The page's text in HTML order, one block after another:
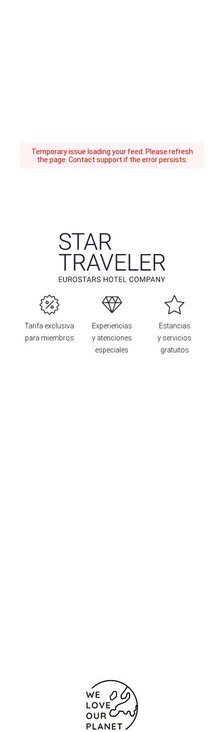
Temporary issue loading your feed. Please refresh
the page. Contact support if the error persists.
Tarifa exclusiva
para miembros
Experiencias
y atenciones
especiales
Estancias
y servicios
gratuitos